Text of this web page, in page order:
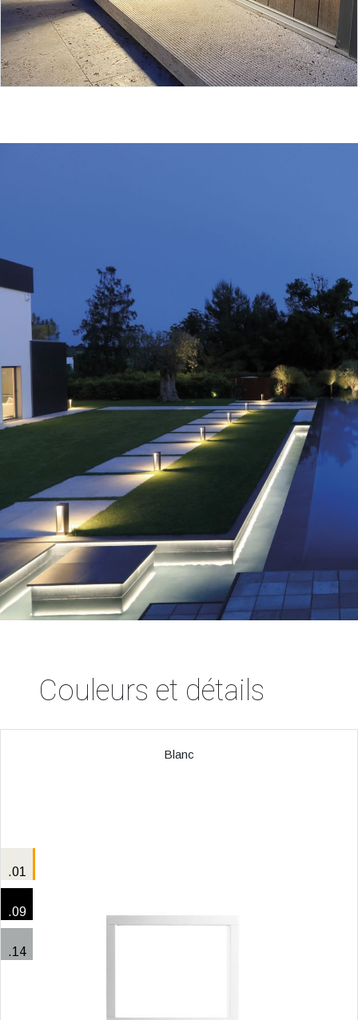
Couleurs et détails
Blanc
.01
.09
.14